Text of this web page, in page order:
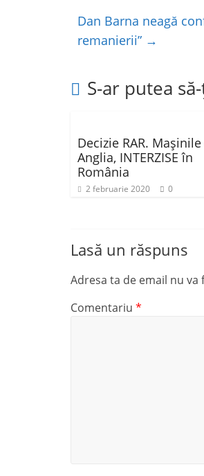
o
k
p ă
Dan Barna neagă
remanierii” →
S-ar putea
Decizie RAR.
Anglia, INTERZISE în
România
2 februarie 2020 0
Lasă un răspuns
Adresa ta de email nu va
Comentariu *